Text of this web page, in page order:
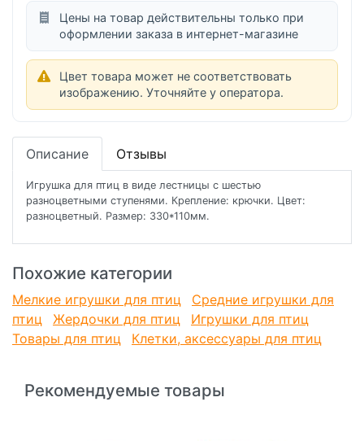
Цены на товар действительны только при
оформлении заказа в интернет-магазине
Цвет товара может не соответствовать
изображению. Уточняйте у оператора.
Описание Отзывы
Игрушка для птиц в виде лестницы с шестью
разноцветными ступенями. Крепление: крючки. Цвет:
разноцветный. Размер: 330*110мм.
Похожие категории
Мелкие игрушки для птиц
Средние игрушки для
птиц
Жердочки для птиц
Игрушки для птиц
Товары для птиц
Клетки, аксессуары для птиц
Рекомендуемые товары